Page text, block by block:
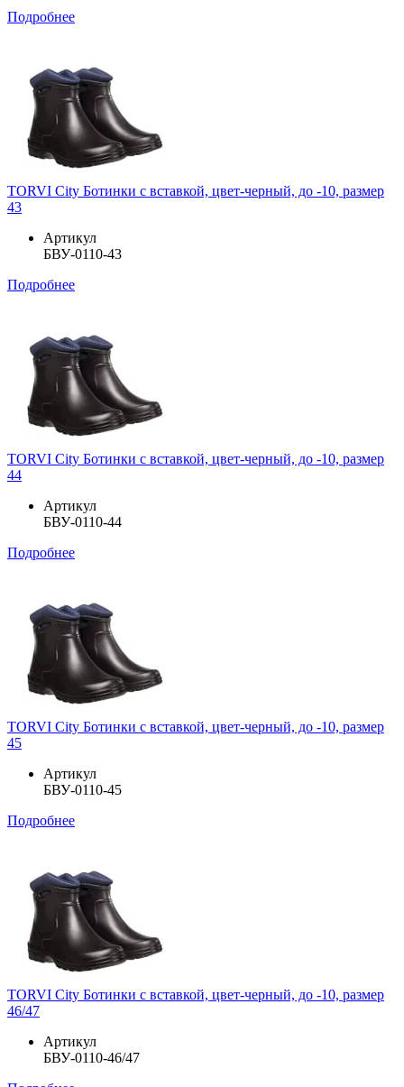
Подробнее
TORVI City Ботинки с вставкой, цвет-черный, до -10, размер
43
Артикул
БВУ-0110-43
Подробнее
TORVI City Ботинки с вставкой, цвет-черный, до -10, размер
44
Артикул
БВУ-0110-44
Подробнее
TORVI City Ботинки с вставкой, цвет-черный, до -10, размер
45
Артикул
БВУ-0110-45
Подробнее
TORVI City Ботинки с вставкой, цвет-черный, до -10, размер
46/47
Артикул
БВУ-0110-46/47